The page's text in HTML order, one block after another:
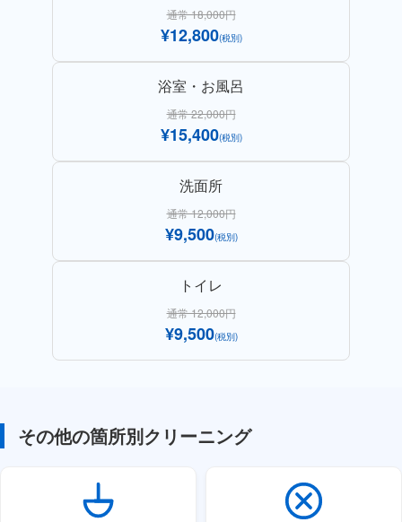
通常 18,000円
¥12,800(税別)
浴室・お風呂
通常 22,000円
¥15,400(税別)
洗面所
通常 12,000円
¥9,500(税別)
トイレ
通常 12,000円
¥9,500(税別)
その他の箇所別クリーニング